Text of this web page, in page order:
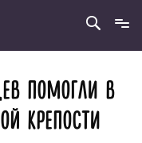
ПОМОГЛИ В
КРЕПОСТИ